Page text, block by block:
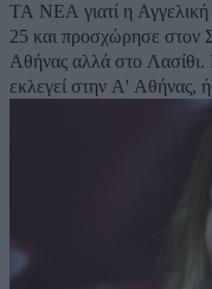
ΤΑ ΝΕΑ γιατί η
25 και προσχώρησε στον
Αθήνας αλλά στο Λασίθι. Γράφει συγκεκριμένα: Επειδή είχε
εκλεγεί στην Α' Αθήνας,